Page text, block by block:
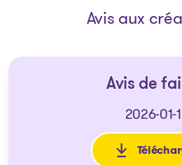
Avis aux
Avis de
2026-01-
: